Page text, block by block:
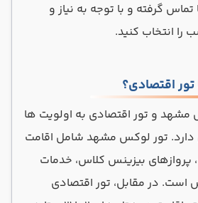
گرفته و با توجه به نیاز و
را انتخاب کنید.
اقتصادی؟
مشهد و تور اقتصادی به اولویت ها
تور لوکس مشهد شامل اقامت
5 ستاره، پروازهای بیزینس کلاس، خدمات
است. در مقابل، تور اقتصادی